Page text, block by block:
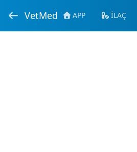
VetMed APP İLAÇ